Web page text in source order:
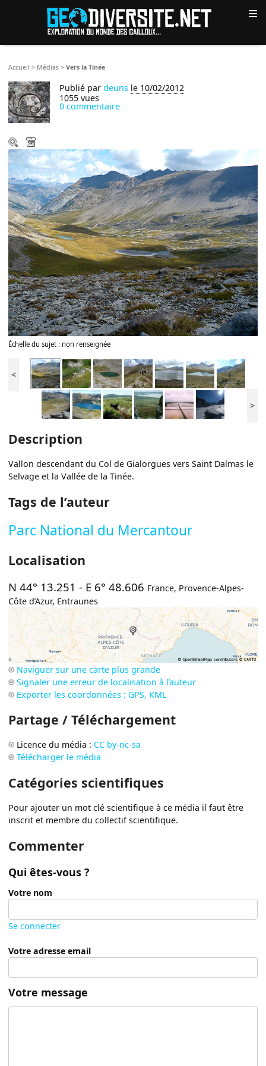
≡
Accueil > Médias >Vers la Tinée
Publié pardeuns le 10/02/2012
1055 vues
0 commentaire
Échelle du sujet : non renseignée
<
>
Description
Vallon descendant du Col de Gialorgues vers Saint Dalmas le
Selvage et la Vallée de la Tinée.
Tags de l’auteur
Parc National du Mercantour
Localisation
N 44° 13.251 - E 6° 48.606 France, Provence-Alpes-
Côte d’Azur, Entraunes
Naviguer sur une carte plus grande
Signaler une erreur de localisation à l’auteur
Exporter les coordonnées : GPS, KML
Partage / Téléchargement
Licence du média : CC by-nc-sa
Télécharger le média
Catégories scientifiques
Pour ajouter un mot clé scientifique à ce média il faut être
inscrit et membre du collectif scientifique.
Commenter
Qui êtes-vous ?
Votre nom
Se connecter
Votre adresse email
Votre message